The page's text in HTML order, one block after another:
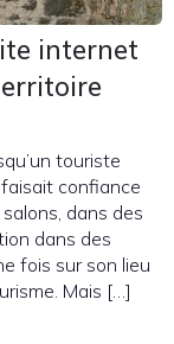
internet
touriste
confiance
dans des
dans des
fois sur son lieu
Mais […]